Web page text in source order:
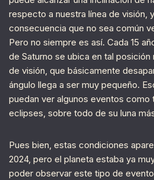
respecto a nuestra línea de visión,
consecuencia que no sea común
Pero no siempre es así. Cada 15
de Saturno se ubica en tal
de visión, que básicamente
ángulo llega a ser muy pequeño.
puedan ver algunos eventos como
eclipses, sobre todo de su luna
Pues bien, estas condiciones
2024, pero el planeta estaba ya
poder observar este tipo de